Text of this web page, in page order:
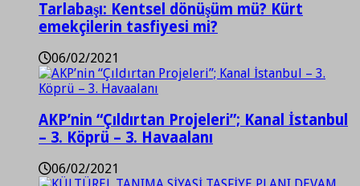
Tarlabaşı: Kentsel dönüşüm mü? Kürt
emekçilerin tasfiyesi mi?
06/02/2021
AKP’nin “Çıldırtan Projeleri”; Kanal İstanbul
– 3. Köprü – 3. Havaalanı
06/02/2021